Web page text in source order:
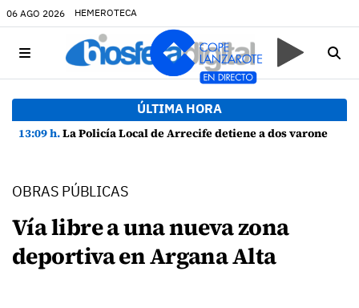
06 AGO 2026 HEMEROTECA
ÚLTIMA HORA
13:09 h.La Policía Local de Arrecife detiene a dos varones por altercado y amenazas con arma blanca
OBRAS PÚBLICAS
Vía libre a una nueva zona
deportiva en Argana Alta